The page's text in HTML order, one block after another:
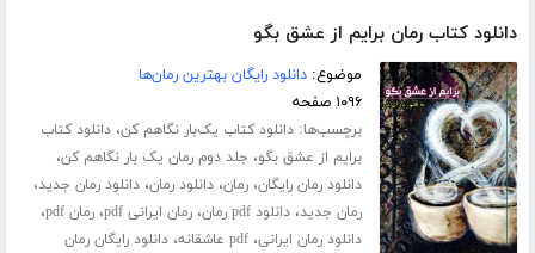
دانلود کتاب رمان برایم از عشق بگو
موضوع:دانلود رایگان بهترین رمان‌ها
۱۰۹۶ صفحه
برچسب‌ها:دانلود کتاب یک‌بار نگاهم کن،دانلود کتاب
برایم از عشق بگو، جلد دوم رمان یک بار نگاهم کن،
دانلود رمان رایگان،رمان،دانلود رمان،دانلود رمان جدید،
رمان جدید،دانلود pdf رمان ،رمان ایرانی pdf ،رمان pdf ،
دانلود رمان ایرانی،pdf عاشقانه ،دانلود رایگان رمان